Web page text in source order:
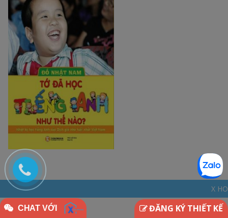
ĐĂNG KÝ THIẾT KẾ
CHAT VỚI
X HOME -